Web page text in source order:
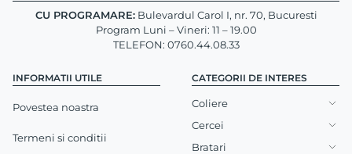
INFORMATII UTILE
Povestea noastra
Termeni si conditii
CU PROGRAMARE:Bulevardul Carol I, nr. 70, Bucuresti
Program Luni – Vineri: 11 – 19.00
TELEFON: 0760.44.08.33
CATEGORII DE INTERES
Coliere
Cercei
Bratari